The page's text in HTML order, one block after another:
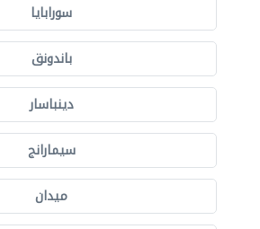
سورابايا
باندونق
دينباسار
سيمارانج
ميدان